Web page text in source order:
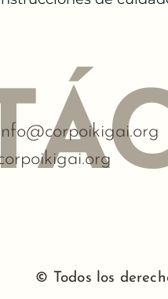
© Todos los